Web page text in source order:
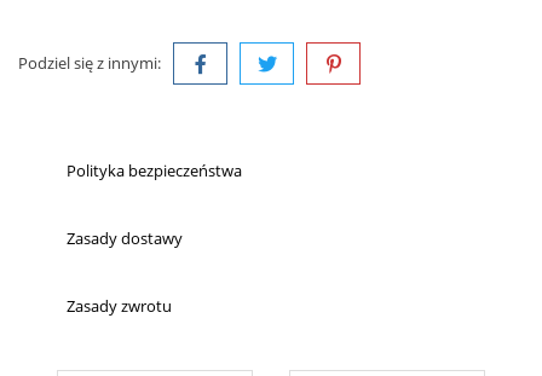
Podziel się z innymi:
Polityka bezpieczeństwa
Zasady dostawy
Zasady zwrotu